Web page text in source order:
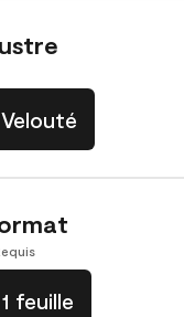
Velouté
1 feuille